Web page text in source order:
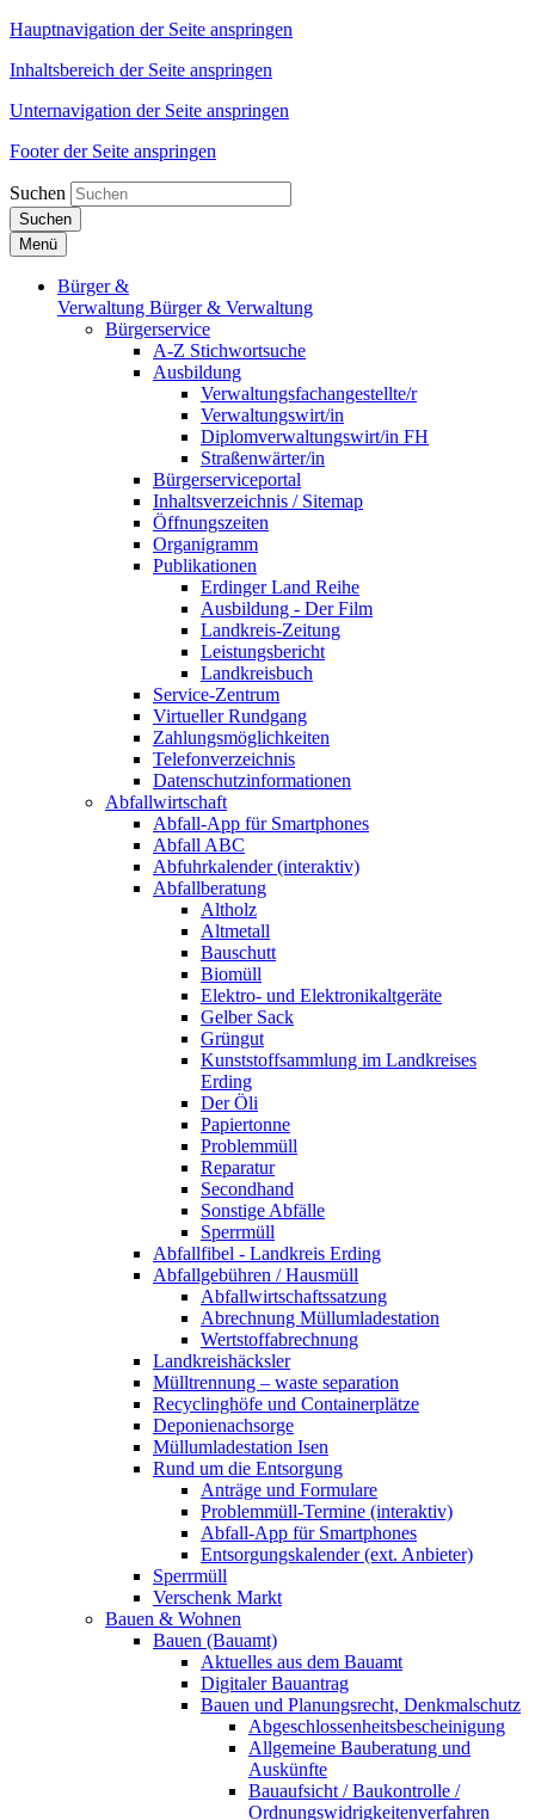
Hauptnavigation der Seite anspringen
Inhaltsbereich der Seite anspringen
Unternavigation der Seite anspringen
Footer der Seite anspringen
Suchen
Suchen
Menü
Bürger &
Verwaltung Bürger & Verwaltung
Bürgerservice
A-Z Stichwortsuche
Ausbildung
Verwaltungsfachangestellte/r
Verwaltungswirt/in
Diplomverwaltungswirt/in FH
Straßenwärter/in
Bürgerserviceportal
Inhaltsverzeichnis / Sitemap
Öffnungszeiten
Organigramm
Publikationen
Erdinger Land Reihe
Ausbildung - Der Film
Landkreis-Zeitung
Leistungsbericht
Landkreisbuch
Service-Zentrum
Virtueller Rundgang
Zahlungsmöglichkeiten
Telefonverzeichnis
Datenschutzinformationen
Abfallwirtschaft
Abfall-App für Smartphones
Abfall ABC
Abfuhrkalender (interaktiv)
Abfallberatung
Altholz
Altmetall
Bauschutt
Biomüll
Elektro- und Elektronikaltgeräte
Gelber Sack
Grüngut
Kunststoffsammlung im Landkreises
Erding
Der Öli
Papiertonne
Problemmüll
Reparatur
Secondhand
Sonstige Abfälle
Sperrmüll
Abfallfibel - Landkreis Erding
Abfallgebühren / Hausmüll
Abfallwirtschaftssatzung
Abrechnung Müllumladestation
Wertstoffabrechnung
Landkreishäcksler
Mülltrennung – waste separation
Recyclinghöfe und Containerplätze
Deponienachsorge
Müllumladestation Isen
Rund um die Entsorgung
Anträge und Formulare
Problemmüll-Termine (interaktiv)
Abfall-App für Smartphones
Entsorgungskalender (ext. Anbieter)
Sperrmüll
Verschenk Markt
Bauen & Wohnen
Bauen (Bauamt)
Aktuelles aus dem Bauamt
Digitaler Bauantrag
Bauen und Planungsrecht, Denkmalschutz
Abgeschlossenheitsbescheinigung
Allgemeine Bauberatung und
Auskünfte
Bauaufsicht / Baukontrolle /
Ordnungswidrigkeitenverfahren